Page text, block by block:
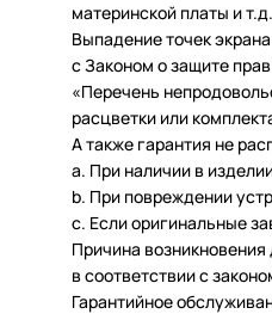
материнской платы и
Выпадение точек
с Законом о защите
«Перечень
расцветки или
А также гарантия не
a. При наличии в
b. При повреждении
c. Если оригинальные
Причина
в соответствии с
Гарантийное